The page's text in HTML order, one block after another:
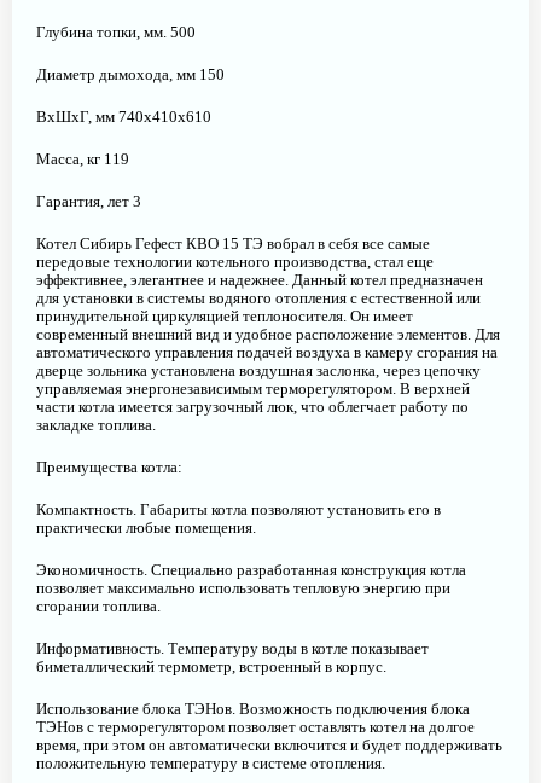
Глубина топки, мм. 500
Диаметр дымохода, мм 150
ВхШхГ, мм 740х410х610
Масса, кг 119
Гарантия, лет 3
Котел Сибирь Гефест КВО 15 ТЭ вобрал в себя все самые
передовые технологии котельного производства, стал еще
эффективнее, элегантнее и надежнее. Данный котел предназначен
для установки в системы водяного отопления с естественной или
принудительной циркуляцией теплоносителя. Он имеет
современный внешний вид и удобное расположение элементов. Для
автоматического управления подачей воздуха в камеру сгорания на
дверце зольника установлена воздушная заслонка, через цепочку
управляемая энергонезависимым терморегулятором. В верхней
части котла имеется загрузочный люк, что облегчает работу по
закладке топлива.
Преимущества котла:
Компактность. Габариты котла позволяют установить его в
практически любые помещения.
Экономичность. Специально разработанная конструкция котла
позволяет максимально использовать тепловую энергию при
сгорании топлива.
Информативность. Температуру воды в котле показывает
биметаллический термометр, встроенный в корпус.
Использование блока ТЭНов. Возможность подключения блока
ТЭНов с терморегулятором позволяет оставлять котел на долгое
время, при этом он автоматически включится и будет поддерживать
положительную температуру в системе отопления.